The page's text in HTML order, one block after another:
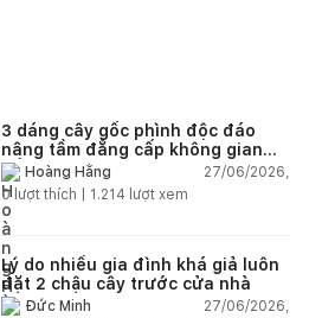
3 dáng cây gốc phình độc đáo
nâng tầm đẳng cấp không gian
sốngHoàng Hằng
27/06/2026,
0lượt thích | 1.214 lượt xem
Lý do nhiều gia đình khá giả luôn
đặt 2 chậu cây trước cửa nhà
Đức Minh
27/06/2026,